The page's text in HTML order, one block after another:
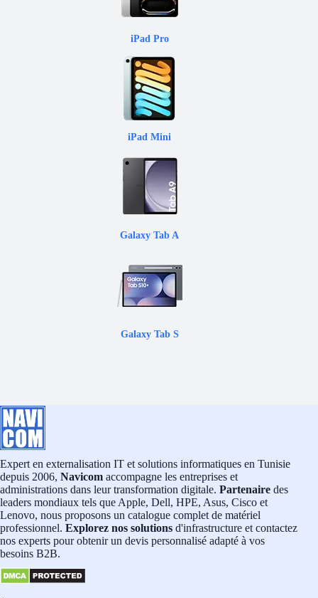
iPad Pro
iPad Mini
Galaxy Tab A
Galaxy Tab S
Expert en externalisation IT et solutions informatiques en Tunisie
depuis 2006, Navicom accompagne les entreprises et
administrations dans leur transformation digitale. Partenaire des
leaders mondiaux tels que Apple, Dell, HPE, Asus, Cisco et
Lenovo, nous proposons un catalogue complet de matériel
professionnel. Explorez nos solutions d'infrastructure et contactez
nos experts pour obtenir un devis personnalisé adapté à vos
besoins B2B.